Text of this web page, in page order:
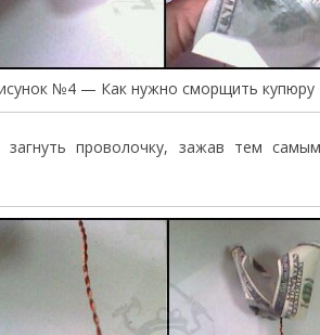
№4 — Как нужно сморщить купюру
проволочку, зажав тем